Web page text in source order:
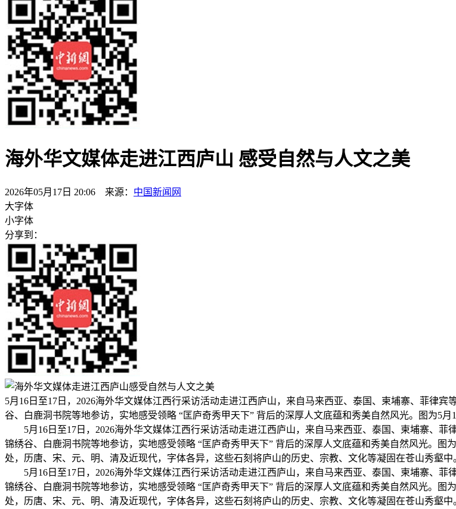
海外华文媒体走进江西庐山 感受自然与人文之美
2026年05月17日 20:06 来源： 中国新闻网
大字体
小字体
分享到：
5月16日至17日，2026海外华文媒体江西行采访活动走进江西庐山，来自马来西亚、泰国、柬埔寨、菲律
谷、白鹿洞书院等地参访，实地感受领略 “匡庐奇秀甲天下” 背后的深厚人文底蕴和秀美自然风光。图为5
5月16日至17日，2026海外华文媒体江西行采访活动走进江西庐山，来自马来西亚、泰国、柬埔寨、
锦绣谷、白鹿洞书院等地参访，实地感受领略 “匡庐奇秀甲天下” 背后的深厚人文底蕴和秀美自然风光。
处，历唐、宋、元、明、清及近现代，字体各异，这些石刻将庐山的历史、宗教、文化等凝固在苍山秀壑中
5月16日至17日，2026海外华文媒体江西行采访活动走进江西庐山，来自马来西亚、泰国、柬埔寨、
锦绣谷、白鹿洞书院等地参访，实地感受领略 “匡庐奇秀甲天下” 背后的深厚人文底蕴和秀美自然风光。
处，历唐、宋、元、明、清及近现代，字体各异，这些石刻将庐山的历史、宗教、文化等凝固在苍山秀壑中